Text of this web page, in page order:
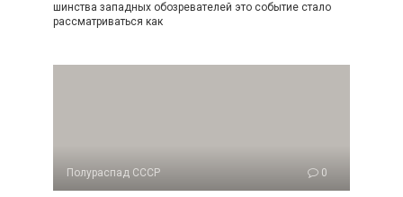
шинства западных обозревателей это событие стало
рассмат­риваться как
Полураспад СССР 0